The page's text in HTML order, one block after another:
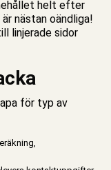
helt efter
nästan oändliga!
linjerade sidor
för typ av